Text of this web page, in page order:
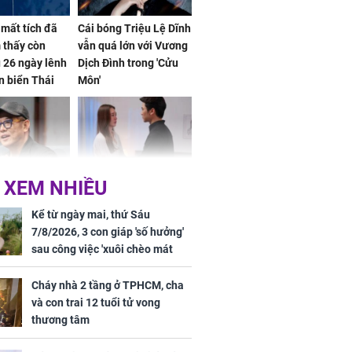
tích đã
còn
26 ngày lênh
biển Thái
Cái bóng Triệu Lệ Dĩnh
vẫn quá lớn với Vương
Dịch Đình trong 'Cửu
Môn'
lên tiếng
thay tim,
minh sức
Cô gái bị ép đi xem
mắt, nhưng vừa thấy
đối tượng mai mối thì
đỏ mặt ‘đứng hình’
NHIỀU
Kể từ ngày mai, thứ Sáu
7/8/2026, 3 con giáp 'số hưởng'
sau công việc 'xuôi chèo mát
mái', tiền tài 'thu về như nước',
tình duyên viên mãn
Cháy nhà 2 tầng ở TPHCM, cha
và con trai 12 tuổi tử vong
thương tâm